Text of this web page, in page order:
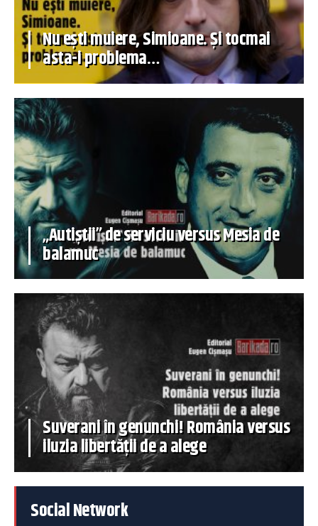
Nu ești muiere, Simioane. Și tocmai
asta-i problema…
„Autiștii” de serviciu versus Mesia de
balamuc
Suverani în genunchi! România versus
iluzia libertății de a alege
Social Network